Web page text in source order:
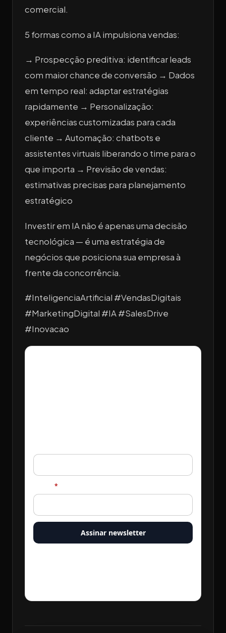
comercial.
5 formas como a IA impulsiona vendas:
→ Prospecção preditiva: identificar leads
com maior chance de conversão → Dados
em tempo real: adaptar estratégias
rapidamente → Personalização:
experiências customizadas para cada
cliente → Automação: chatbots e
assistentes virtuais liberando o time para o
que importa → Previsão de vendas:
estimativas precisas para planejamento
estratégico
Investir em IA não é apenas uma decisão
tecnológica — é uma estratégia de
negócios que posiciona sua empresa à
frente da concorrência.
#InteligenciaArtificial #VendasDigitais
#MarketingDigital #IA #SalesDrive
#Inovacao
*
Assinar newsletter